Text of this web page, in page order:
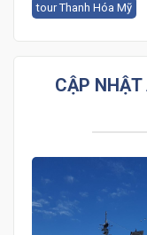
tour Thanh Hóa Mỹ
CẬP